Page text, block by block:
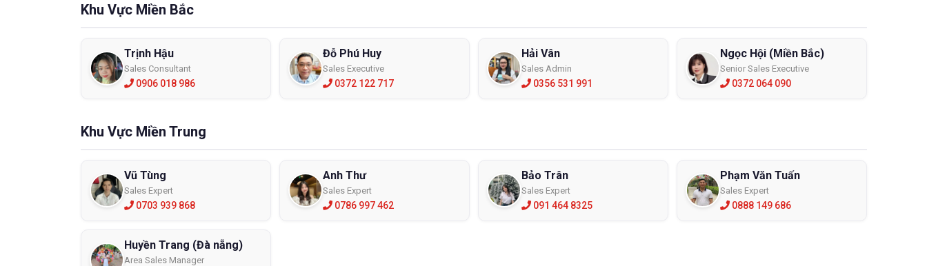
Khu Vực Miền Bắc
Trịnh Hậu
Sales Consultant
0906 018 986
Đỗ Phú Huy
Sales Executive
0372 122 717
Hải Vân
Sales Admin
0356 531 991
Ngọc Hội (Miền Bắc)
Senior Sales Executive
0372 064 090
Khu Vực Miền Trung
Vũ Tùng
Sales Expert
0703 939 868
Anh Thư
Sales Expert
0786 997 462
Bảo Trân
Sales Expert
091 464 8325
Phạm Văn Tuấn
Sales Expert
0888 149 686
Huyền Trang (Đà nẵng)
Area Sales Manager